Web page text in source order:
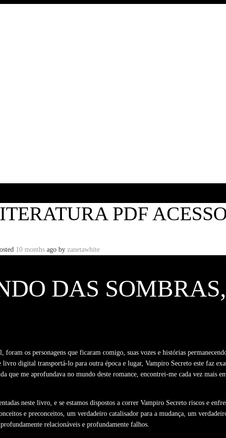
PDF
10 months ago by zanetawhite
DAS
os personagens que ficaram comigo, suas vozes e histórias
digital transportá-lo para outra época e lugar, Vampiro Secreto este faz
me aprofundava no mundo deste romance, encontrei-me cada vez mais
neste livro, e se estamos dispostos a correr Vampiro Secreto riscos e
e preconceitos, um verdadeiro catalisador para a mudança, um
relacionáveis e profundamente falhos.